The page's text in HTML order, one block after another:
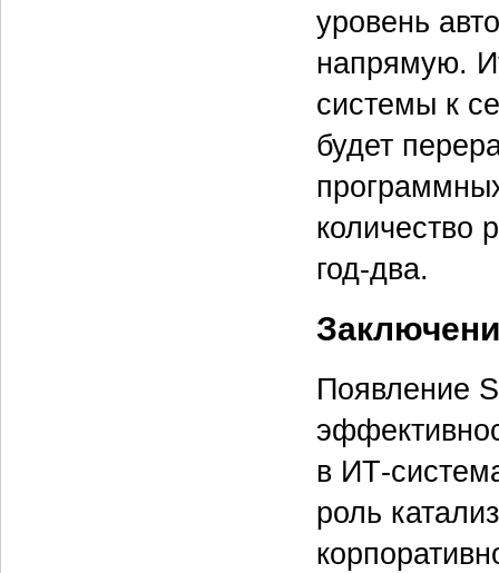
уровень
напрямую.
системы к
будет
количество
год-два.
Появление
в ИТ-
роль